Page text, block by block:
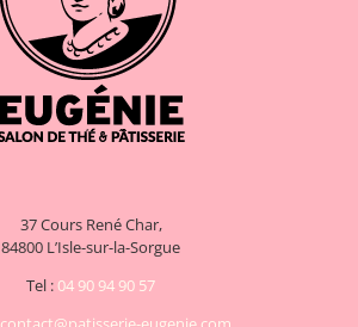
37 Cours René Char,
84800 L’Isle-sur-la-Sorgue
Tel :04 90 94 90 57